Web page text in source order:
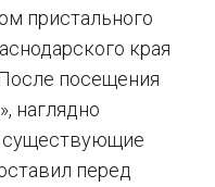
пристального
края
посещения
наглядно
существующие
перед